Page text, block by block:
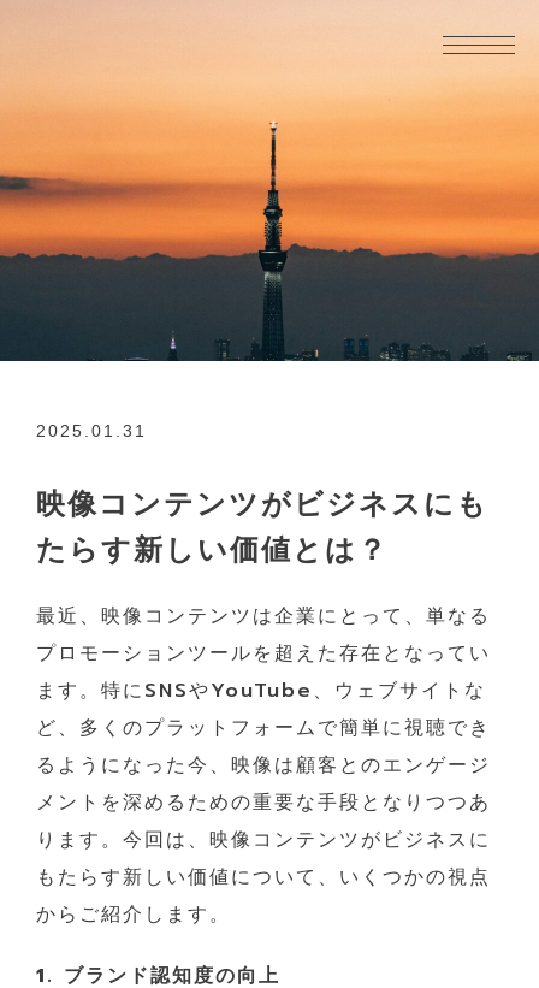
2025.01.31
映像コンテンツがビジネスにも
たらす新しい価値とは？
最近、映像コンテンツは企業にとって、単なる
プロモーションツールを超えた存在となってい
ます。特にSNSやYouTube、ウェブサイトな
ど、多くのプラットフォームで簡単に視聴でき
るようになった今、映像は顧客とのエンゲージ
メントを深めるための重要な手段となりつつあ
ります。今回は、映像コンテンツがビジネスに
もたらす新しい価値について、いくつかの視点
からご紹介します。
1. ブランド認知度の向上